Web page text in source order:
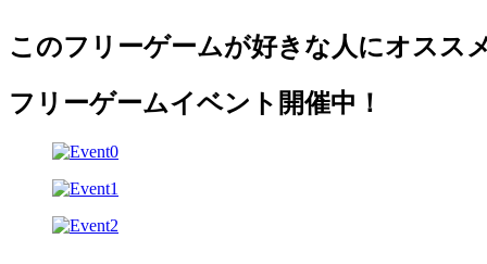
このフリーゲームが好きな人にオスス
フリーゲームイベント開催中！